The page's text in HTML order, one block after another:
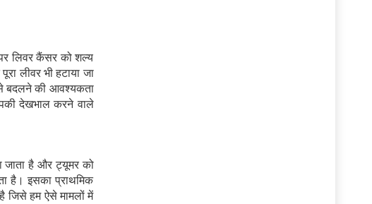
पर लिवर कैंसर को शल्य
लीवर भी हटाया जा
से बदलने की आवश्यकता
देखभाल करने वाले
जाता है और ट्यूमर को
है। इसका प्राथमिक
जिसे हम ऐसे मामलों में